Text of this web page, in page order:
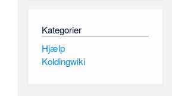
Kategorier
Hjælp
Koldingwiki